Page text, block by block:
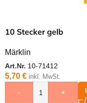
10 Stecker gelb
Märklin
Art.Nr. 10-71412
5,70 € inkl. MwSt.
- +